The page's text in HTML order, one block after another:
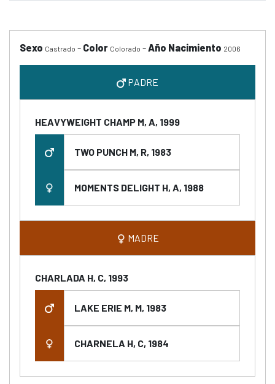
Sexo Castrado - Color Colorado -Año Nacimiento 2006
PADRE
HEAVYWEIGHT CHAMP M, A, 1999
TWO PUNCH M, R, 1983
MOMENTS DELIGHT H, A, 1988
MADRE
CHARLADA H, C, 1993
LAKE ERIE M, M, 1983
CHARNELA H, C, 1984